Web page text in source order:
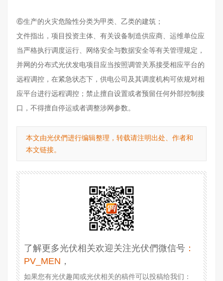
⑥生产的火灾危险性分类为甲类、乙类的建筑；
文件指出，项目投资主体、有关设备制造供应商、运维单位应
当严格执行调度运行、网络安全与数据安全等有关管理规定，
并网的分布式光伏发电项目应当按照调管关系接受相应平台的
远程调控，在紧急状态下，供电公司及其调度机构可依规对相
应平台进行远程调控；禁止擅自设置或者预留任何外部控制接
口，不得擅自停运或者调整涉网参数。
本文由光伏們进行编辑整理，转载请注明出处、作者和
本文链接。
了解更多光伏相关欢迎关注光伏們微信号 ：
PV_MEN ，
如果您有光伏趣闻或光伏相关的稿件可以投稿给我们：